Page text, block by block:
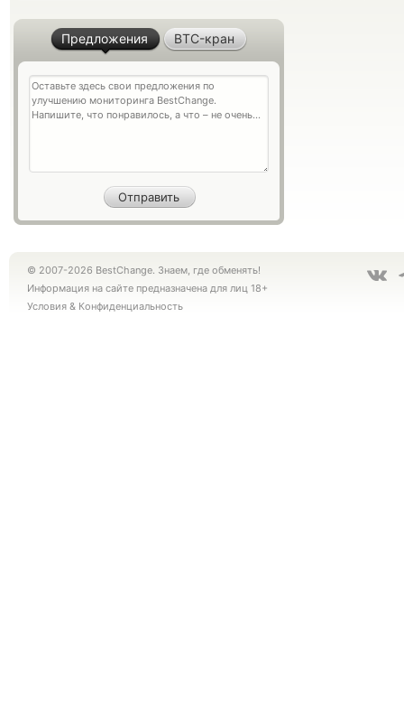
Предложения BTC-кран
© 2007-2026 BestChange. Знаем, где обменять!
Информация на сайте предназначена для лиц 18+
Условия & Конфиденциальность